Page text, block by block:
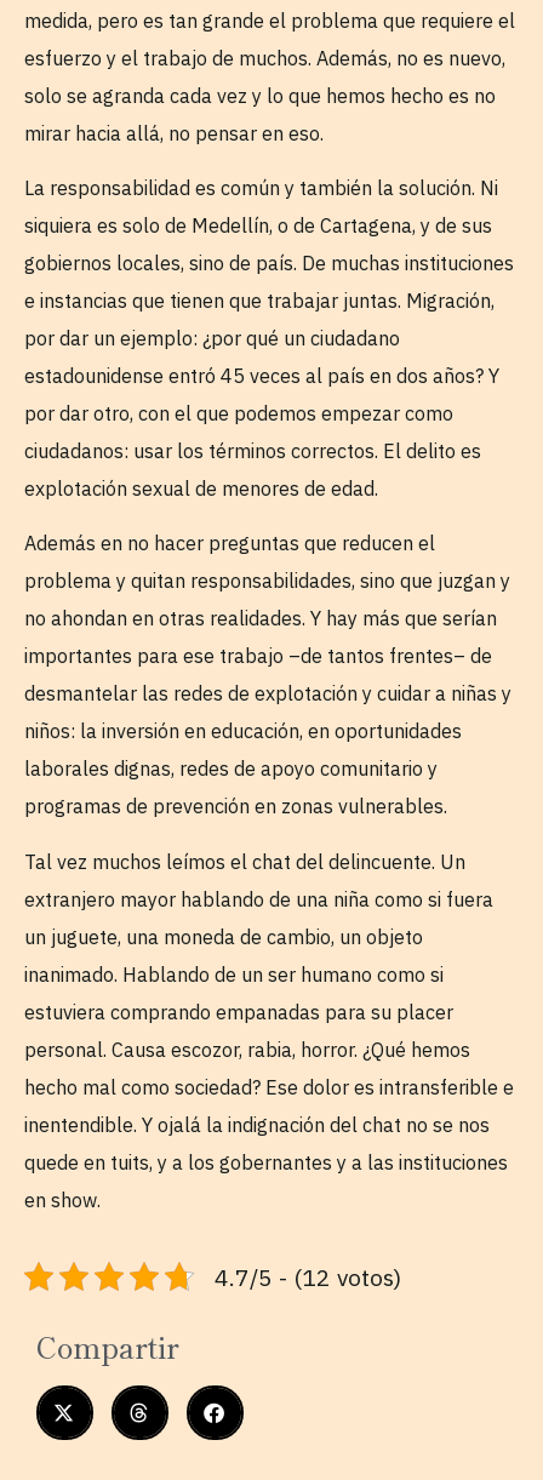
medida, pero es tan grande el problema que requiere el
esfuerzo y el trabajo de muchos. Además, no es nuevo,
solo se agranda cada vez y lo que hemos hecho es no
mirar hacia allá, no pensar en eso.
La responsabilidad es común y también la solución. Ni
siquiera es solo de Medellín, o de Cartagena, y de sus
gobiernos locales, sino de país. De muchas instituciones
e instancias que tienen que trabajar juntas. Migración,
por dar un ejemplo: ¿por qué un ciudadano
estadounidense entró 45 veces al país en dos años? Y
por dar otro, con el que podemos empezar como
ciudadanos: usar los términos correctos. El delito es
explotación sexual de menores de edad.
Además en no hacer preguntas que reducen el
problema y quitan responsabilidades, sino que juzgan y
no ahondan en otras realidades. Y hay más que serían
importantes para ese trabajo –de tantos frentes– de
desmantelar las redes de explotación y cuidar a niñas y
niños: la inversión en educación, en oportunidades
laborales dignas, redes de apoyo comunitario y
programas de prevención en zonas vulnerables.
Tal vez muchos leímos el chat del delincuente. Un
extranjero mayor hablando de una niña como si fuera
un juguete, una moneda de cambio, un objeto
inanimado. Hablando de un ser humano como si
estuviera comprando empanadas para su placer
personal. Causa escozor, rabia, horror. ¿Qué hemos
hecho mal como sociedad? Ese dolor es intransferible e
inentendible. Y ojalá la indignación del chat no se nos
quede en tuits, y a los gobernantes y a las instituciones
en show.
4.7/5 - (12 votos)
Compartir